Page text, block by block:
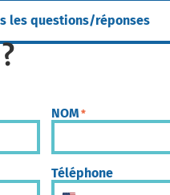
les questions/réponses
NOM *
Téléphone